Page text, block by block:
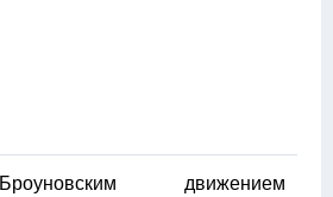
Броуновским движением